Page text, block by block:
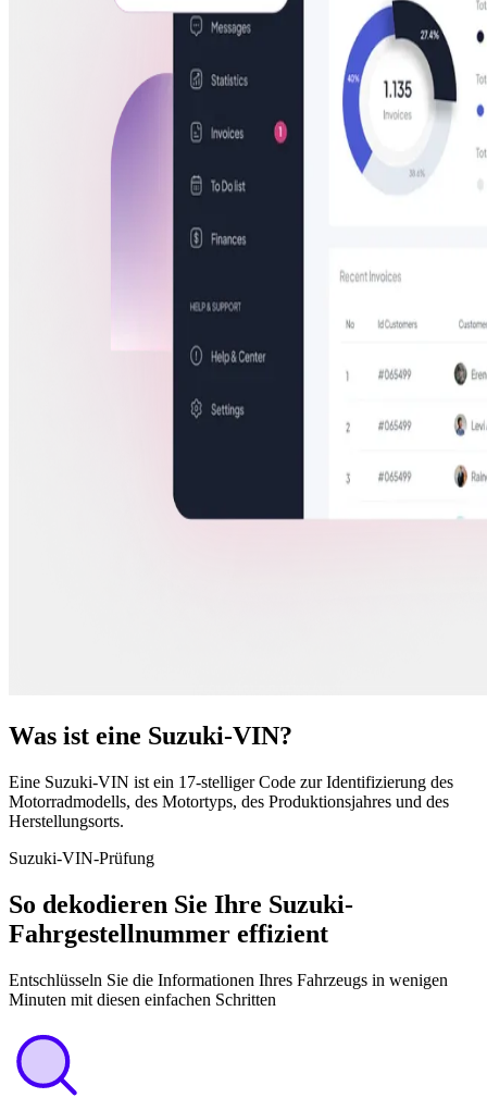
Was ist eine Suzuki-VIN?
Eine Suzuki-VIN ist ein 17-stelliger Code zur Identifizierung des
Motorradmodells, des Motortyps, des Produktionsjahres und des
Herstellungsorts.
Suzuki-VIN-Prüfung
So dekodieren Sie Ihre Suzuki-
Fahrgestellnummer effizient
Entschlüsseln Sie die Informationen Ihres Fahrzeugs in wenigen
Minuten mit diesen einfachen Schritten